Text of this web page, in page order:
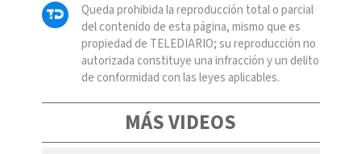
Queda prohibida la reproducción total o parcial
del contenido de esta página, mismo que es
propiedad de TELEDIARIO; su reproducción no
autorizada constituye una infracción y un delito
de conformidad con las leyes aplicables.
MÁS VIDEOS